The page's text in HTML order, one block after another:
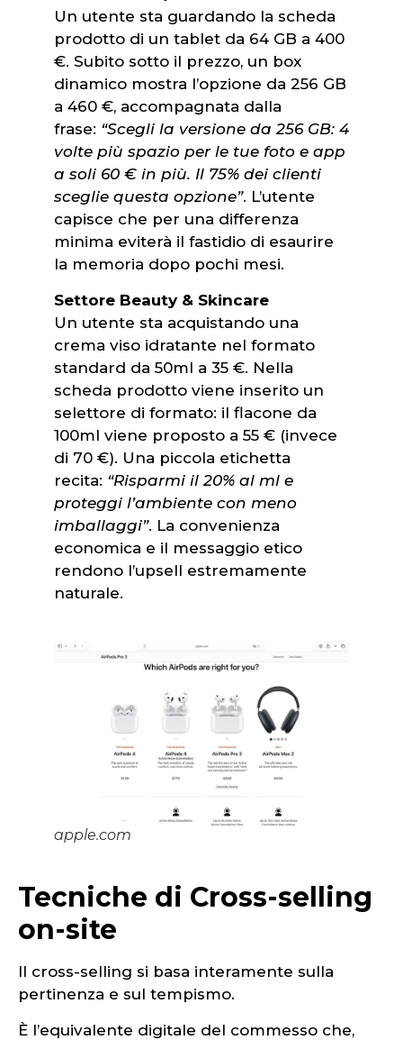
Un utente sta guardando la scheda
prodotto di un tablet da 64 GB a 400
€. Subito sotto il prezzo, un box
dinamico mostra l’opzione da 256 GB
a 460 €, accompagnata dalla
frase: “Scegli la versione da 256 GB: 4
volte più spazio per le tue foto e app
a soli 60 € in più. Il 75% dei clienti
sceglie questa opzione”. L’utente
capisce che per una differenza
minima eviterà il fastidio di esaurire
la memoria dopo pochi mesi.
Settore Beauty & Skincare
Un utente sta acquistando una
crema viso idratante nel formato
standard da 50ml a 35 €. Nella
scheda prodotto viene inserito un
selettore di formato: il flacone da
100ml viene proposto a 55 € (invece
di 70 €). Una piccola etichetta
recita: “Risparmi il 20% al ml e
proteggi l’ambiente con meno
imballaggi”. La convenienza
economica e il messaggio etico
rendono l’upsell estremamente
naturale.
apple.com
Tecniche di Cross-selling
on-site
Il cross-selling si basa interamente sulla
pertinenza e sul tempismo.
È l’equivalente digitale del commesso che,